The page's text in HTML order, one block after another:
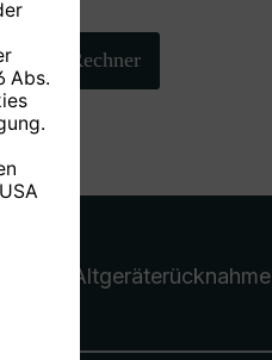
AZ/EL-Rechner
Altgeräterücknahme